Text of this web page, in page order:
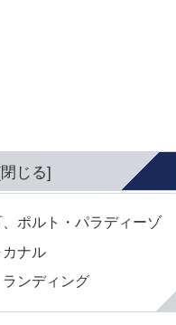
ポルト・パラディーゾ
ナル
ンディング